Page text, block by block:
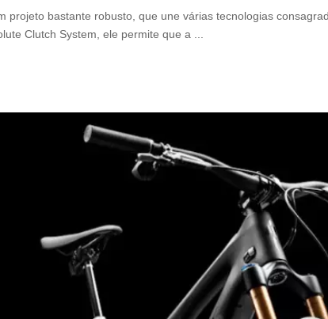
projeto bastante robusto, que une várias tecnologias
Clutch System, ele permite que a